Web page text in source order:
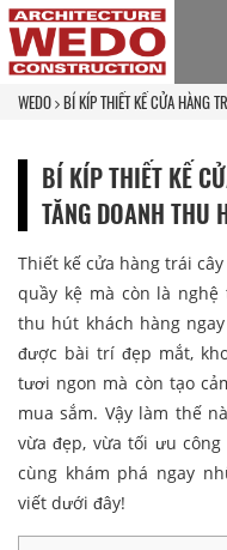
WEDO BÍ KÍP THIẾT KẾ CỬA HÀNG
BÍ KÍP THIẾT KẾ
TĂNG DOANH THU
Thiết kế cửa hàng trái
quầy kệ mà còn là
thu hút khách hàng
được bài trí đẹp mắt,
tươi ngon mà còn tạo
mua sắm. Vậy làm thế
vừa đẹp, vừa tối ưu
cùng khám phá ngay
viết dưới đây!